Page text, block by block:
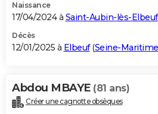
Naissance
17/04/2024 à Saint-Aubin-lès-Elbeuf
Décès
12/01/2025 à Elbeuf(Seine-Maritime
Abdou MBAYE (81 ans)
Créer une cagnotte obsèques